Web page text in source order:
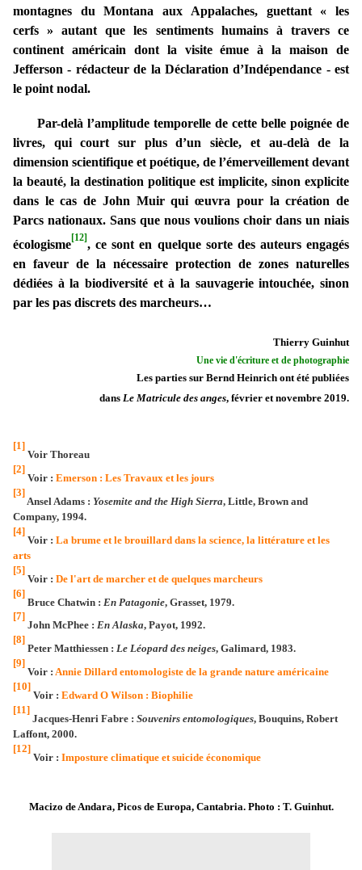
montagnes du Montana aux Appalaches, guettant « les
cerfs » autant que les sentiments humains à travers ce
continent américain dont la visite émue à la maison de
Jefferson - rédacteur de la Déclaration d’Indépendance - est
le point nodal.
Par-delà l’amplitude temporelle de cette belle poignée de
livres, qui court sur plus d’un siècle, et au-delà de la
dimension scientifique et poétique, de l’émerveillement devant
la beauté, la destination politique est implicite, sinon explicite
dans le cas de John Muir qui œuvra pour la création de
Parcs nationaux. Sans que nous voulions choir dans un niais
écologisme[12], ce sont en quelque sorte des auteurs engagés
en faveur de la nécessaire protection de zones naturelles
dédiées à la biodiversité et à la sauvagerie intouchée, sinon
par les pas discrets des marcheurs…
Thierry Guinhut
Une vie d'écriture et de photographie
Les parties sur Bernd Heinrich ont été publiées
dans Le Matricule des anges, février et novembre 2019.
[1]
Voir Thoreau
[2]
Voir : Emerson : Les Travaux et les jours
[3]
Ansel Adams : Yosemite and the High Sierra, Little, Brown and
Company, 1994.
[4]
Voir : La brume et le brouillard dans la science, la littérature et les
arts
[5]
Voir : De l'art de marcher et de quelques marcheurs
[6]
Bruce Chatwin : En Patagonie, Grasset, 1979.
[7]
John McPhee : En Alaska, Payot, 1992.
[8]
Peter Matthiessen : Le Léopard des neiges, Galimard, 1983.
[9]
Voir : Annie Dillard entomologiste de la grande nature américaine
[10]
Voir : Edward O Wilson : Biophilie
[11]
Jacques-Henri Fabre : Souvenirs entomologiques, Bouquins, Robert
Laffont, 2000.
[12]
Voir : Imposture climatique et suicide économique
Macizo de Andara, Picos de Europa, Cantabria. Photo : T. Guinhut.